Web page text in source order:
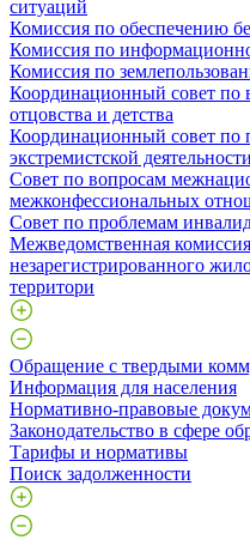
ситуаций
Комиссия по обеспечению
Комиссия по
Комиссия по
Координационный совет по
отцовства и детства
Координационный совет по
экстремистской деятельности
Совет по вопросам
межконфессиональных
Совет по проблемам
Межведомственная
незарегистрированного
территори
Обращение с твердыми
Информация для населения
Нормативно-правовые
Законодательство в сфере
Тарифы и нормативы
Поиск задолженности